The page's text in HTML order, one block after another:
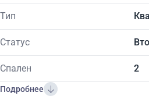
Тип
Статус
Спален 2
Подробнее